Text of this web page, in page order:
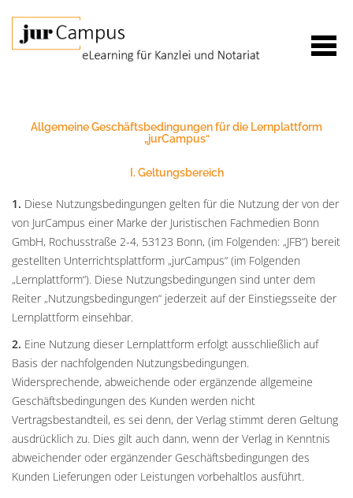
Allgemeine Geschäftsbedingungen für die Lernplattform
„jurCampus“
I. Geltungsbereich
1. Diese Nutzungsbedingungen gelten für die Nutzung der von der
von JurCampus einer Marke der Juristischen Fachmedien Bonn
GmbH, Rochusstraße 2-4, 53123 Bonn, (im Folgenden: „JFB“) bereit
gestellten Unterrichtsplattform „jurCampus“ (im Folgenden
„Lernplattform“). Diese Nutzungsbedingungen sind unter dem
Reiter „Nutzungsbedingungen“ jederzeit auf der Einstiegsseite der
Lernplattform einsehbar.
2. Eine Nutzung dieser Lernplattform erfolgt ausschließlich auf
Basis der nachfolgenden Nutzungsbedingungen.
Widersprechende, abweichende oder ergänzende allgemeine
Geschäftsbedingungen des Kunden werden nicht
Vertragsbestandteil, es sei denn, der Verlag stimmt deren Geltung
ausdrücklich zu. Dies gilt auch dann, wenn der Verlag in Kenntnis
abweichender oder ergänzender Geschäftsbedingungen des
Kunden Lieferungen oder Leistungen vorbehaltlos ausführt.